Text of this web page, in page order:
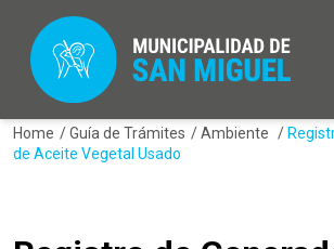
Home /Guía de Trámites /Ambiente /
de Aceite Vegetal Usado